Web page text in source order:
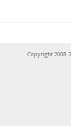
Copyright 2008-